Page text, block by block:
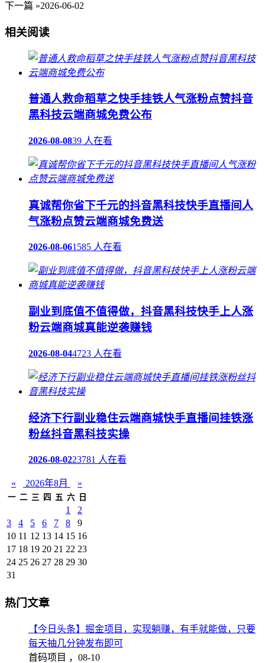
下一篇 »2026-06-02
相关阅读
普通人救命稻草之快手挂铁人气涨粉点赞抖音
黑科技云端商城免费公布
2026-08-0839 人在看
真诚帮你省下千元的抖音黑科技快手直播间人
气涨粉点赞云端商城免费送
2026-08-061585 人在看
副业到底值不值得做，抖音黑科技快手上人涨
粉云端商城真能逆袭赚钱
2026-08-044723 人在看
经济下行副业稳住云端商城快手直播间挂铁涨
粉丝抖音黑科技实操
2026-08-0223781 人在看
« 2026年8月 »
一 二 三 四 五 六 日
1
2
3
4 5 6 7 8
9
10 11 12 13 14 15 16
17 18 19 20 21 22 23
24 25 26 27 28 29 30
31
热门文章
【今日头条】掘金项目，实现躺赚，有手就能做，只要
每天抽几分钟发布即可
首码项目 ， 08-10